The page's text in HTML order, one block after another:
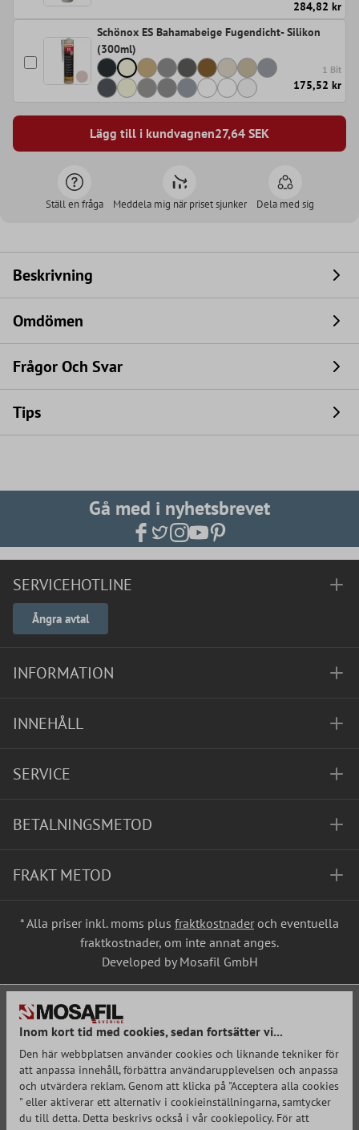
284,82 kr
Schönox ES Bahamabeige Fugendicht- Silikon
(300ml)
1 Bit
175,52 kr
Lägg till i kundvagnen27,64 SEK
Ställ en fråga Meddela mig när priset sjunker Dela med sig
Beskrivning
Omdömen
Frågor Och Svar
Tips
Gå med i nyhetsbrevet
SERVICEHOTLINE
Ångra avtal
INFORMATION
INNEHÅLL
SERVICE
BETALNINGSMETOD
FRAKT METOD
* Alla priser inkl. moms plus fraktkostnader och eventuella
fraktkostnader, om inte annat anges.
Developed by Mosafil GmbH
Inom kort tid med cookies, sedan fortsätter vi...
Den här webbplatsen använder cookies och liknande tekniker för
att anpassa innehåll, förbättra användarupplevelsen och anpassa
och utvärdera reklam. Genom att klicka på "Acceptera alla cookies
" eller aktiverar ett alternativ i cookieinställningarna, samtycker
du till detta. Detta beskrivs också i vår cookiepolicy. För att